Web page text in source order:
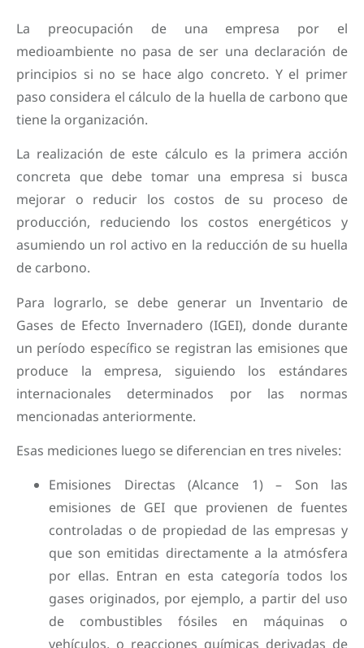
La preocupación de una empresa por el
medioambiente no pasa de ser una declaración de
principios si no se hace algo concreto. Y el primer
paso considera el cálculo de la huella de carbono que
tiene la organización.
La realización de este cálculo es la primera acción
concreta que debe tomar una empresa si busca
mejorar o reducir los costos de su proceso de
producción, reduciendo los costos energéticos y
asumiendo un rol activo en la reducción de su huella
de carbono.
Para lograrlo, se debe generar un Inventario de
Gases de Efecto Invernadero (IGEI), donde durante
un período específico se registran las emisiones que
produce la empresa, siguiendo los estándares
internacionales determinados por las normas
mencionadas anteriormente.
Esas mediciones luego se diferencian en tres niveles:
Emisiones Directas (Alcance 1) – Son las
emisiones de GEI que provienen de fuentes
controladas o de propiedad de las empresas y
que son emitidas directamente a la atmósfera
por ellas. Entran en esta categoría todos los
gases originados, por ejemplo, a partir del uso
de combustibles fósiles en máquinas o
vehículos, o reacciones químicas derivadas de